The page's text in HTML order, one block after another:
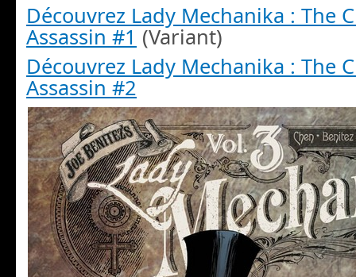
Découvrez Lady Mechanika : The
Assassin #1 (Variant)
Découvrez Lady Mechanika : The
Assassin #2